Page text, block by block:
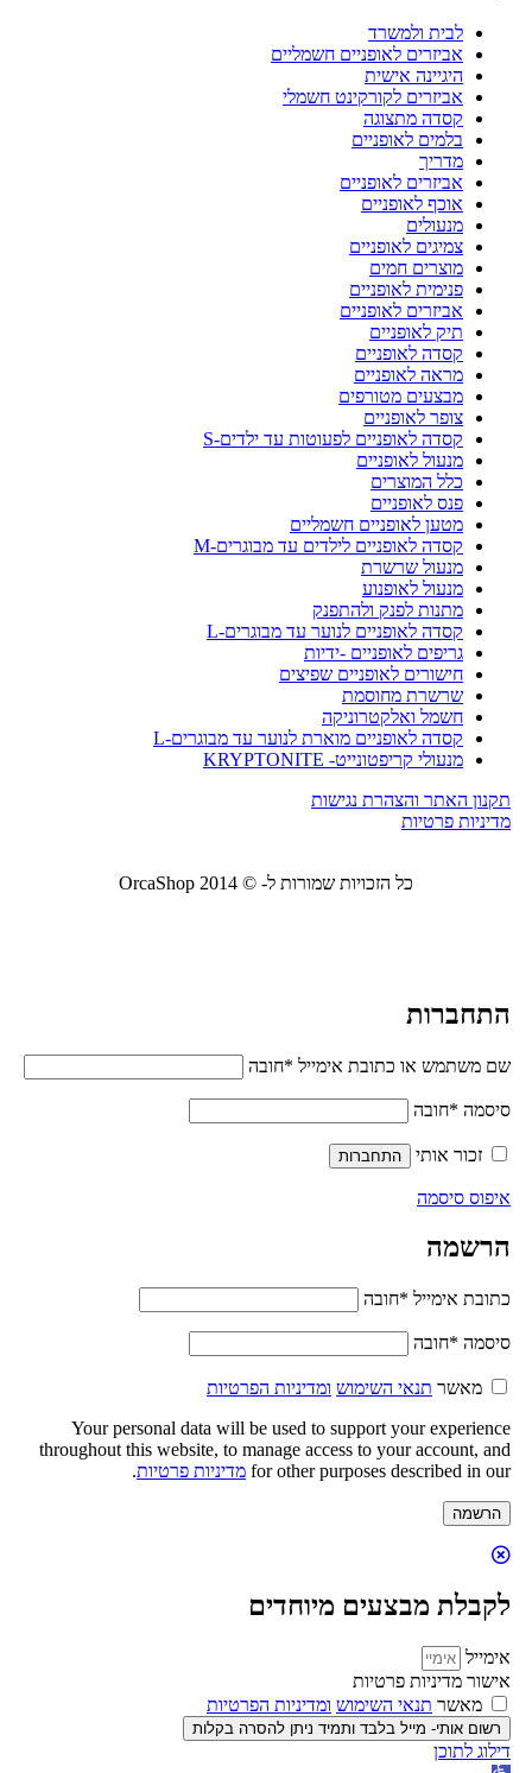
לבית ולמשרד
אביזרים לאופניים חשמליים
היגיינה אישית
אביזרים לקורקינט חשמלי
קסדה מתצוגה
בלמים לאופניים
מדריך
אביזרים לאופניים
אוכף לאופניים
מנעולים
צמיגים לאופניים
מוצרים חמים
פנימית לאופניים
אביזרים לאופניים
תיק לאופניים
קסדה לאופניים
מראה לאופניים
מבצעים מטורפים
צופר לאופניים
קסדה לאופניים לפעוטות עד ילדים-S
מנעול לאופניים
כלל המוצרים
פנס לאופניים
מטען לאופניים חשמליים
קסדה לאופניים לילדים עד מבוגרים-M
מנעול שרשרת
מנעול לאופנוע
מתנות לפנק ולהתפנק
קסדה לאופניים לנוער עד מבוגרים-L
גריפים לאופניים -ידיות
חישורים לאופניים שפיצים
שרשרת מחוסמת
חשמל ואלקטרוניקה
קסדה לאופניים מוארת לנוער עד מבוגרים-L
מנעולי קריפטונייט- KRYPTONITE
תקנון האתר והצהרת נגישות
מדיניות פרטיות
כל הזכויות שמורות ל- © 2014 OrcaShop
התחברות
שם משתמש או כתובת אימייל *חובה
סיסמה *חובה
זכור אותי התחברות
איפוס סיסמה
הרשמה
כתובת אימייל *חובה
סיסמה *חובה
מאשר תנאי השימוש ומדיניות הפרטיות
Your personal data will be used to support your experience
throughout this website, to manage access to your account, and
for other purposes described in our מדיניות פרטיות.
הרשמה
לקבלת מבצעים מיוחדים
אימייל
אישור מדיניות פרטיות
מאשר תנאי השימוש ומדיניות הפרטיות
רשום אותי- מייל בלבד ותמיד ניתן להסרה בקלות
דילוג לתוכן